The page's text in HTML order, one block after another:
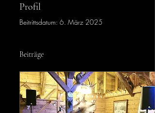
Profil
Beitrittsdatum: 6. März 2025
Beiträge